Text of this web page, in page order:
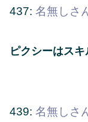
437: 名無しさ
ピクシーはス
439: 名無しさ